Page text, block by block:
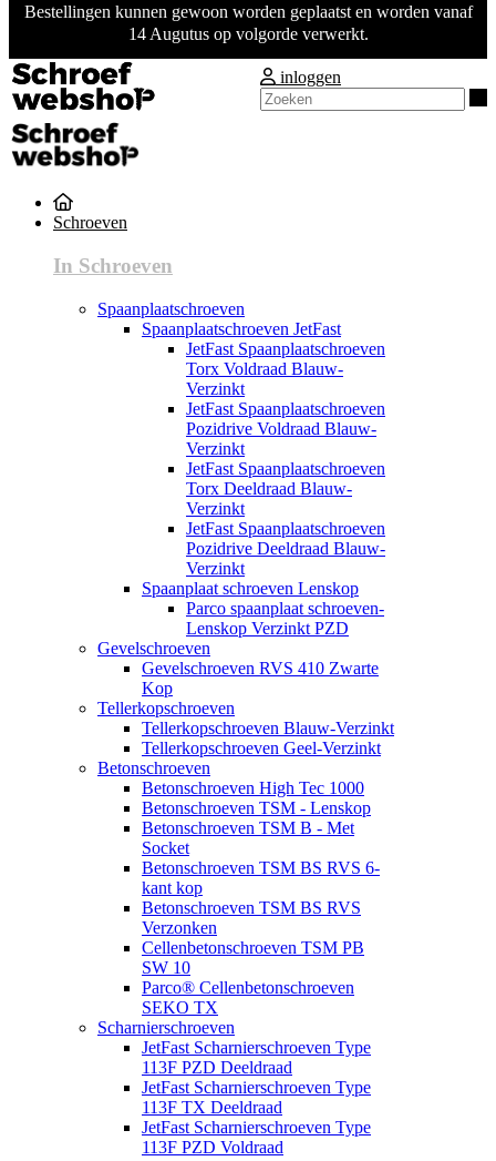
Bestellingen kunnen gewoon worden geplaatst en worden vanaf
14 Augutus op volgorde verwerkt.
inloggen
Schroeven
In Schroeven
Spaanplaatschroeven
Spaanplaatschroeven JetFast
JetFast Spaanplaatschroeven
Torx Voldraad Blauw-
Verzinkt
JetFast Spaanplaatschroeven
Pozidrive Voldraad Blauw-
Verzinkt
JetFast Spaanplaatschroeven
Torx Deeldraad Blauw-
Verzinkt
JetFast Spaanplaatschroeven
Pozidrive Deeldraad Blauw-
Verzinkt
Spaanplaat schroeven Lenskop
Parco spaanplaat schroeven-
Lenskop Verzinkt PZD
Gevelschroeven
Gevelschroeven RVS 410 Zwarte
Kop
Tellerkopschroeven
Tellerkopschroeven Blauw-Verzinkt
Tellerkopschroeven Geel-Verzinkt
Betonschroeven
Betonschroeven High Tec 1000
Betonschroeven TSM - Lenskop
Betonschroeven TSM B - Met
Socket
Betonschroeven TSM BS RVS 6-
kant kop
Betonschroeven TSM BS RVS
Verzonken
Cellenbetonschroeven TSM PB
SW 10
Parco® Cellenbetonschroeven
SEKO TX
Scharnierschroeven
JetFast Scharnierschroeven Type
113F PZD Deeldraad
JetFast Scharnierschroeven Type
113F TX Deeldraad
JetFast Scharnierschroeven Type
113F PZD Voldraad